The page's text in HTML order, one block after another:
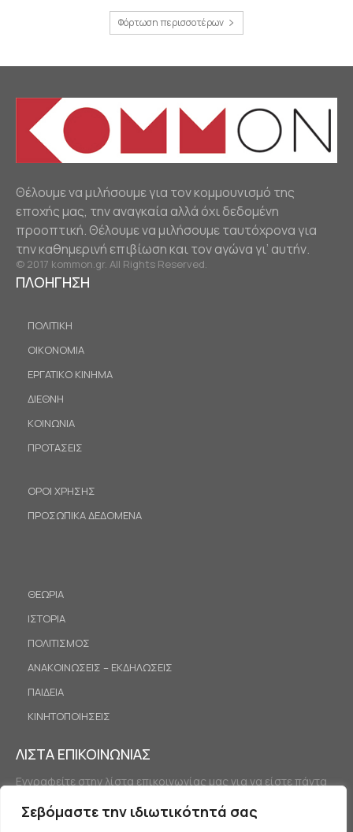
Σεβόμαστε την ιδιωτικότητά σας
Φόρτωση περισσοτέρων
Θέλουμε να μιλήσουμε για τον κομμουνισμό της
εποχής μας, την αναγκαία αλλά όχι δεδομένη
προοπτική. Θέλουμε να μιλήσουμε ταυτόχρονα για
την καθημερινή επιβίωση και τον αγώνα γι’ αυτήν.
© 2017 kommon.gr. All Rights Reserved.
ΠΛΟΗΓΗΣΗ
ΠΟΛΙΤΙΚΗ
ΟΙΚΟΝΟΜΙΑ
ΕΡΓΑΤΙΚΟ ΚΙΝΗΜΑ
ΔΙΕΘΝΗ
ΚΟΙΝΩΝΙΑ
ΠΡΟΤΑΣΕΙΣ
ΟΡΟΙ ΧΡΗΣΗΣ
ΠΡΟΣΩΠΙΚΑ ΔΕΔΟΜΕΝΑ
ΘΕΩΡΙΑ
ΙΣΤΟΡΙΑ
ΠΟΛΙΤΙΣΜΟΣ
ΑΝΑΚΟΙΝΩΣΕΙΣ – ΕΚΔΗΛΩΣΕΙΣ
ΠΑΙΔΕΙΑ
ΚΙΝΗΤΟΠΟΙΗΣΕΙΣ
ΛΙΣΤΑ ΕΠΙΚΟΙΝΩΝΙΑΣ
Εγγραφείτε στην λίστα επικοινωνίας μας για να είστε πάντα